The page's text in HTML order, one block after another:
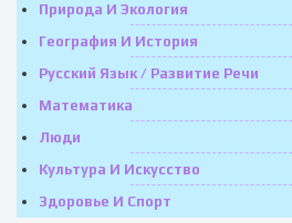
Природа И Экология
География И История
Русский Язык / Развитие Речи
Математика
Люди
Культура И Искусство
Здоровье И Спорт